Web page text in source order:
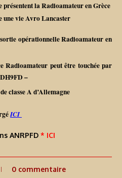
présentent la Radioamateur en Grèce
une vie Avro Lancaster
opérationnelle Radioamateur en
Radioamateur peut être touchée par
–
classe A d’Allemagne
ICI
ANRPFD * ICI
0 commentaire